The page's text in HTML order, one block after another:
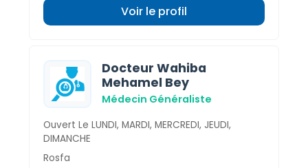
Voir le profil
Docteur Wahiba
Mehamel Bey
Médecin Généraliste
Ouvert Le LUNDI, MARDI, MERCREDI, JEUDI,
DIMANCHE
Rosfa